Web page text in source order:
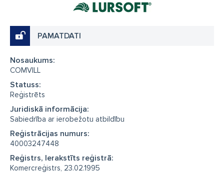
PAMATDATI
Nosaukums:
COMVILL
Statuss:
Reģistrēts
Juridiskā informācija:
Sabiedrība ar ierobežotu atbildību
Reģistrācijas numurs:
40003247448
Reģistrs, Ierakstīts reģistrā:
Komercreģistrs, 23.02.1995